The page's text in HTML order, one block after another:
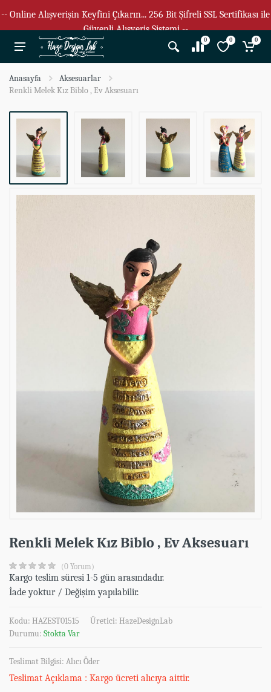
-- Online Alışverişin Keyfini Çıkarın... 256 Bit Şifreli SSL Sertifikası ile
Güvenli Alışveriş Sistemi --
0 0 0
Anasayfa
Aksesuarlar
Renkli Melek Kız Biblo , Ev Aksesuarı
Renkli Melek Kız Biblo , Ev Aksesuarı
(0 Yorum)
Kargo teslim süresi 1-5 gün arasındadır.
İade yoktur / Değişim yapılabilir.
Kodu: HAZEST01515 Üretici: HazeDesignLab
Durumu: Stokta Var
Teslimat Bilgisi: Alıcı Öder
Teslimat Açıklama : Kargo ücreti alıcıya aittir.